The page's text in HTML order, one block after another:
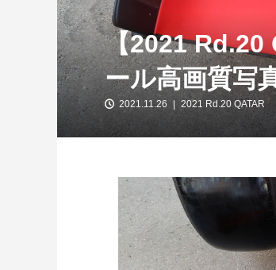
【2021 Rd.20
ール高画質写
2021.11.26 2021 Rd.20 QATAR